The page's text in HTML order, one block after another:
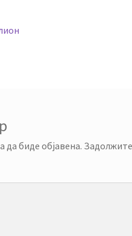
да биде објавена.